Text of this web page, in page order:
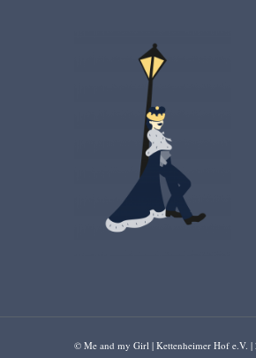
© Me and my Girl | Kettenheimer Hof e.V. |